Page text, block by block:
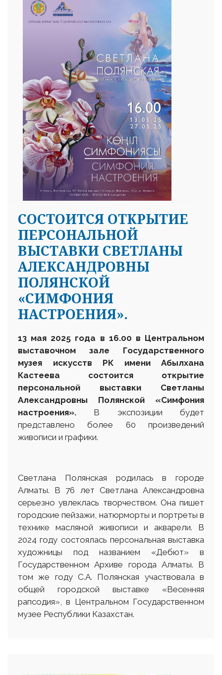
СОСТОИТСЯ ОТКРЫТИЕ
ПЕРСОНАЛЬНОЙ
ВЫСТАВКИ СВЕТЛАНЫ
АЛЕКСАНДРОВНЫ
ПОЛЯНСКОЙ
«СИМФОНИЯ
НАСТРОЕНИЯ».
13 мая 2025 года в 16.00 в Центральном
выставочном зале Государственного
музея искусств РК имени Абылхана
Кастеева состоится открытие
персональной выставки Светланы
Александровны Полянской «Симфония
настроения». В экспозиции будет
представлено более 60 произведений
живописи и графики.
Светлана Полянская родилась в городе
Алматы. В 76 лет Светлана Александровна
серьезно увлеклась творчеством. Она пишет
городские пейзажи, натюрморты и портреты в
технике масляной живописи и акварели. В
2024 году состоялась персональная выставка
художницы под названием «Дебют» в
Государственном Архиве города Алматы. В
том же году С.А. Полянская участвовала в
общей городской выставке «Весенняя
рапсодия», в Центральном Государственном
музее Республики Казахстан.